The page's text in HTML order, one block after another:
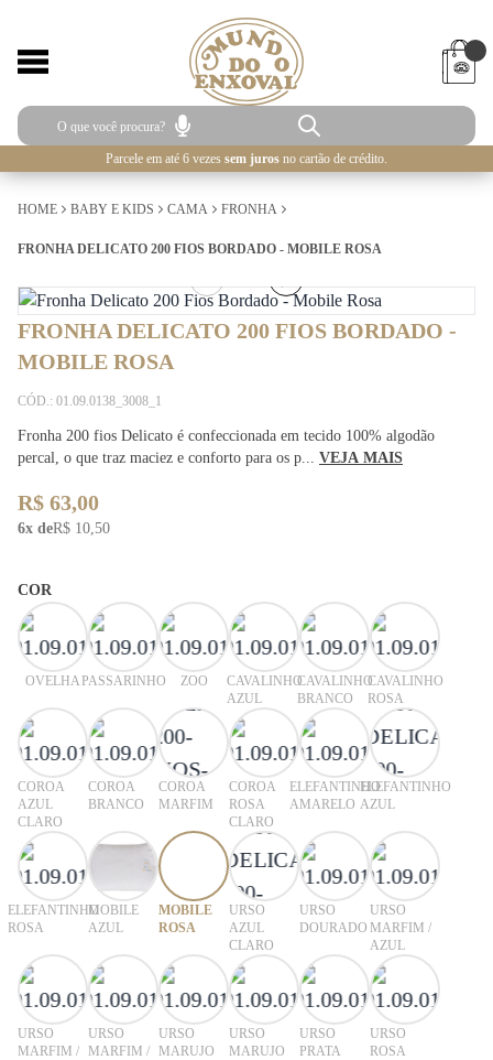
Parcele em até 6 vezes sem juros no cartão de crédito.
HOME BABY E KIDS CAMA FRONHA
FRONHA DELICATO 200 FIOS BORDADO - MOBILE ROSA
FRONHA DELICATO 200 FIOS BORDADO -
MOBILE ROSA
CÓD.: 01.09.0138_3008_1
Fronha 200 fios Delicato é confeccionada em tecido 100% algodão
percal, o que traz maciez e conforto para os p... VEJA MAIS
R$ 63,00
6x deR$ 10,50
COR
OVELHA PASSARINHO ZOO
CAVALINHO
AZUL
CAVALINHO
BRANCO
CAVALINHO
ROSA
COROA
AZUL
CLARO
COROA
BRANCO
COROA
MARFIM
COROA
ROSA
CLARO
ELEFANTINHO
AMARELO
ELEFANTINHO
AZUL
ELEFANTINHO
ROSA
MOBILE
AZUL
MOBILE
ROSA
URSO
AZUL
CLARO
URSO
DOURADO
URSO
MARFIM /
AZUL
URSO
MARFIM /
URSO
MARFIM /
URSO
MARUJO
URSO
MARUJO
URSO
PRATA
URSO
ROSA